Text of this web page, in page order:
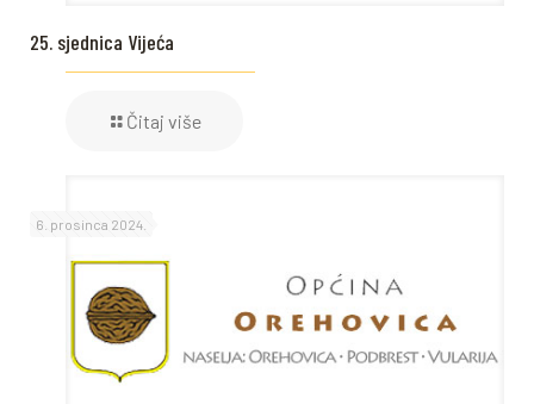
25. sjednica Vijeća
Čitaj više
6. prosinca 2024.